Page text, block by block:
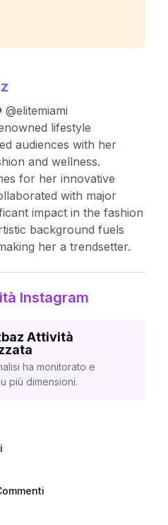
lifestyle
audiences with her
and wellness.
for her innovative
with major
impact in the fashion
background fuels
her a trendsetter.
Instagram
Attività
ha monitorato e
più dimensioni.